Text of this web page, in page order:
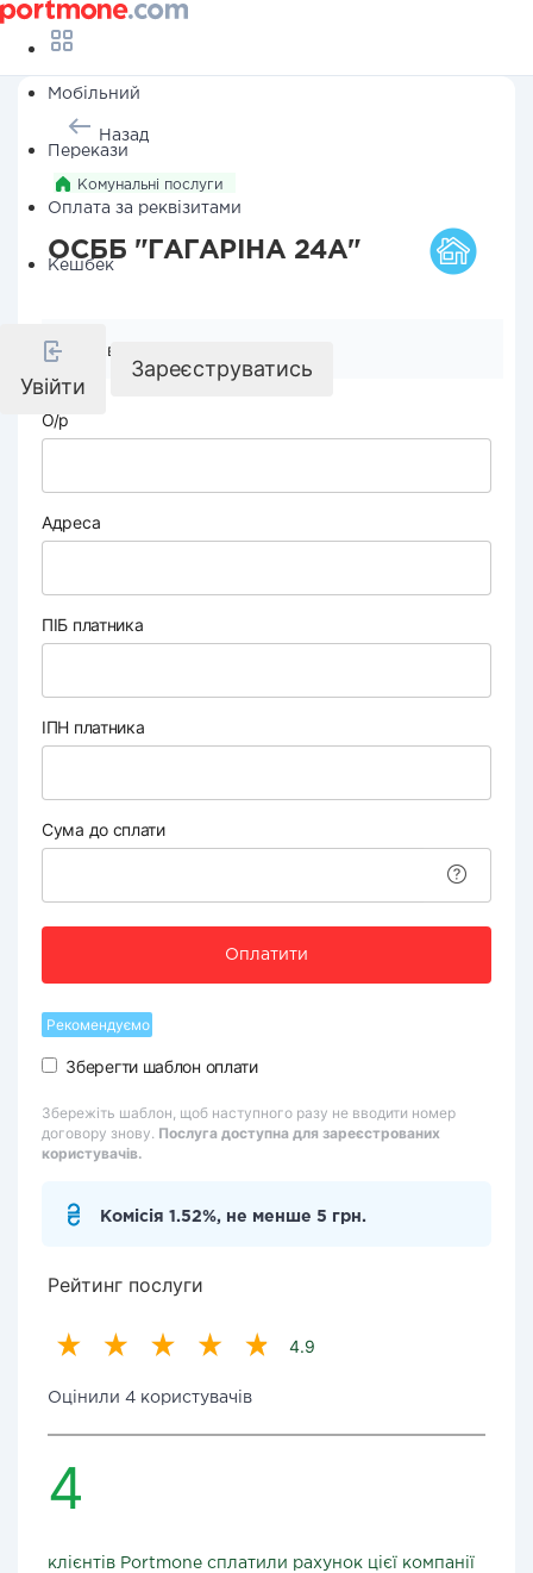
Мобільний
Перекази
Оплата за реквізитами
Кешбек
Увійти
Зареєструватись
Назад
Комунальні послуги
ОСББ "ГАГАРІНА 24А"
Реквізити компанії
О/р
Адреса
ПІБ платника
ІПН платника
Сума до сплати
Оплатити
Рекомендуємо
Зберегти шаблон оплати
Збережіть шаблон, щоб наступного разу не вводити номер
договору знову. Послуга доступна для зареєстрованих
користувачів.
Комісія 1.52%, не менше 5 грн.
Рейтинг послуги
4.9
Оцінили 4 користувачів
4
клієнтів Portmone сплатили рахунок цієї компанії